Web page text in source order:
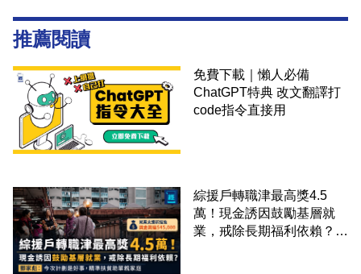
推薦閱讀
免費下載｜懶人必備
ChatGPT特典 改文翻譯打
code指令直接用
綜援戶轉職津最高獎4.5
萬！現金誘因鼓勵基層就
業，戒除長期福利依賴？鄧